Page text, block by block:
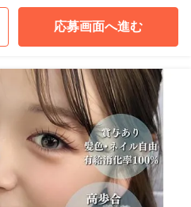
応募画面へ進む